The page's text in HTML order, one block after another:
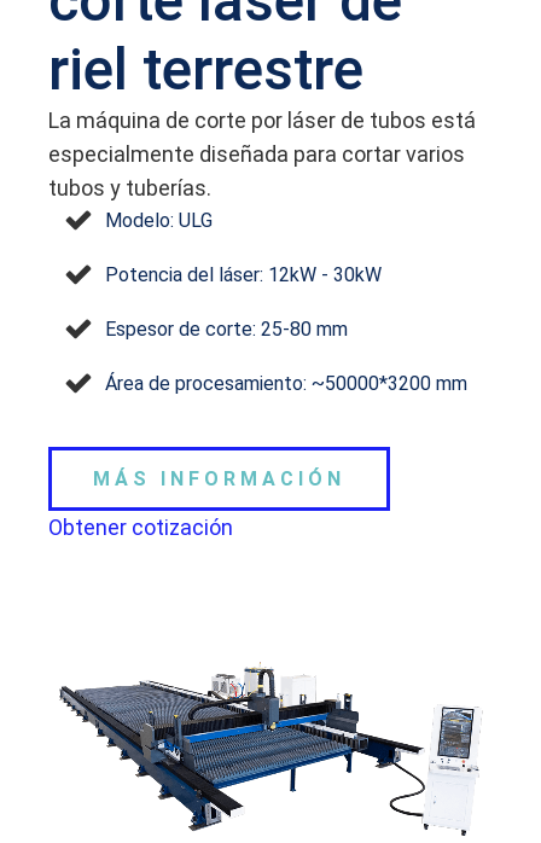
riel terrestre
La máquina de corte por láser de tubos está
especialmente diseñada para cortar varios
tubos y tuberías.
Modelo: ULG
Potencia del láser: 12kW - 30kW
Espesor de corte: 25-80 mm
Área de procesamiento: ~50000*3200 mm
MÁS INFORMACIÓN
Obtener cotización